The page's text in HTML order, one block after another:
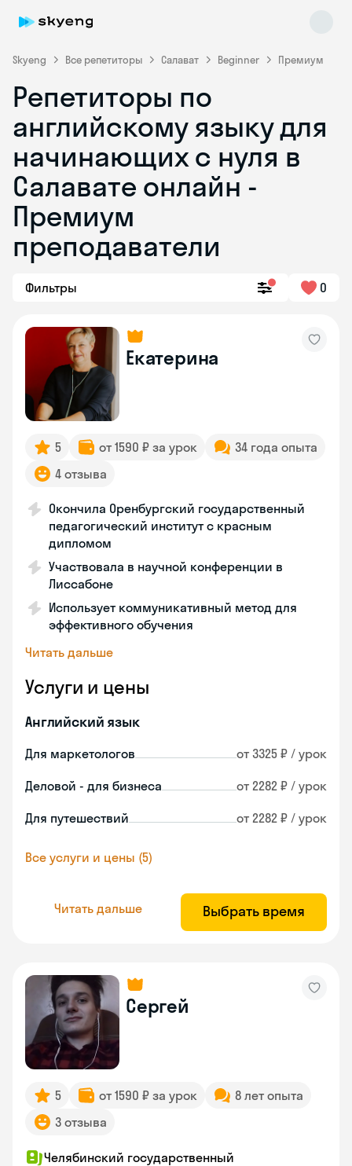
Skyeng Все репетиторы Салават Beginner Премиум
Репетиторы по
английскому языку для
начинающих с нуля в
Салавате онлайн -
Премиум
преподаватели
Фильтры 0
Екатерина
5 от 1590 ₽ за урок
34 года опыта
4 отзыва
Окончила Оренбургский государственный
педагогический институт с красным
дипломом
Участвовала в научной конференции в
Лиссабоне
Использует коммуникативный метод для
эффективного обучения
Читать дальше
Услуги и цены
Английский язык
Для маркетологов от 3325 ₽ / урок
Деловой - для бизнеса от 2282 ₽ / урок
Для путешествий от 2282 ₽ / урок
Все услуги и цены (5)
Читать дальше Выбрать время
Сергей
5 от 1590 ₽ за урок
8 лет опыта
3 отзыва
Челябинский государственный
online